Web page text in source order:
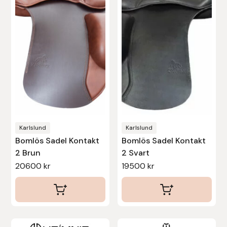
Karlslund
Bomlös Sadel Kontakt
2 Brun
20600kr
har
flera
varianter.
olika
alternativen
kan
väljas
produktsidan
Karlslund
Bomlös Sadel Kontakt
2 Svart
19500 kr
har
flera
varianter.
olika
alternativen
kan
väljas
produktsidan
Protector
Redback
Roeckl
Safehorse of Sweden
Sigga Ævars
Sivart Bokförlag
Sonnenreiter